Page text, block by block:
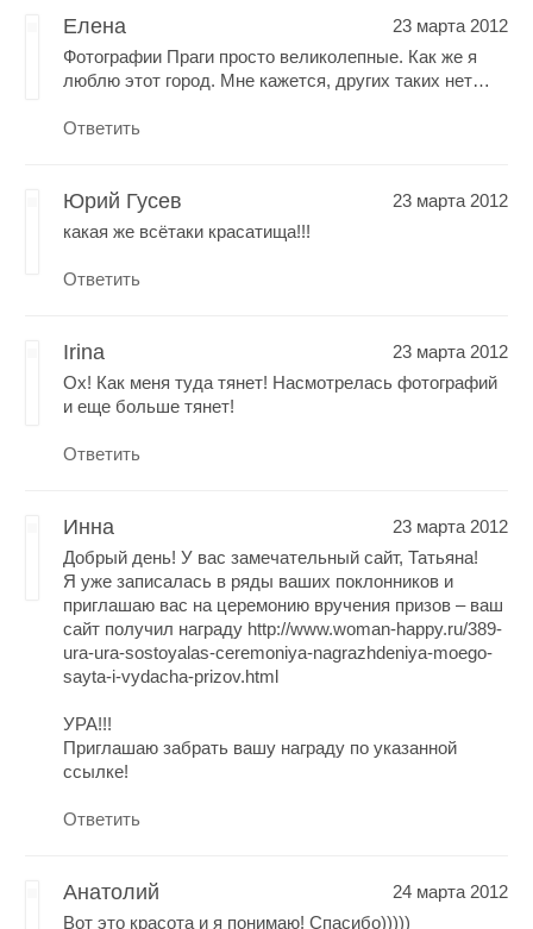
Елена
23 марта 2012
Фотографии Праги просто великолепные. Как же я
люблю этот город. Мне кажется, других таких нет…
Ответить
Юрий Гусев
23 марта 2012
какая же всётаки красатища!!!
Ответить
Irina
23 марта 2012
Ох! Как меня туда тянет! Насмотрелась фотографий
и еще больше тянет!
Ответить
Инна
23 марта 2012
Добрый день! У вас замечательный сайт, Татьяна!
Я уже записалась в ряды ваших поклонников и
приглашаю вас на церемонию вручения призов – ваш
сайт получил награду http://www.woman-happy.ru/389-
ura-ura-sostoyalas-ceremoniya-nagrazhdeniya-moego-
sayta-i-vydacha-prizov.html
УРА!!!
Приглашаю забрать вашу награду по указанной
ссылке!
Ответить
Анатолий
24 марта 2012
Вот это красота и я понимаю! Спасибо)))))